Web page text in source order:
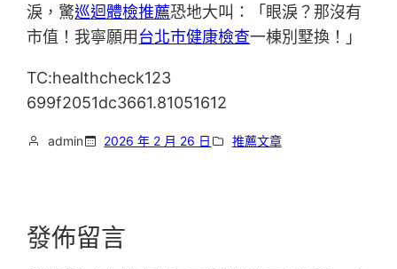
淚，驚巡迴體檢推薦恐地大叫：「眼淚？那沒有
市值！我寧願用 台北巿健康檢查一棟別墅換！」
TC:healthcheck123
699f2051dc3661.81051612
admin 2026 年 2 月 26 日 推薦文章
發佈留言